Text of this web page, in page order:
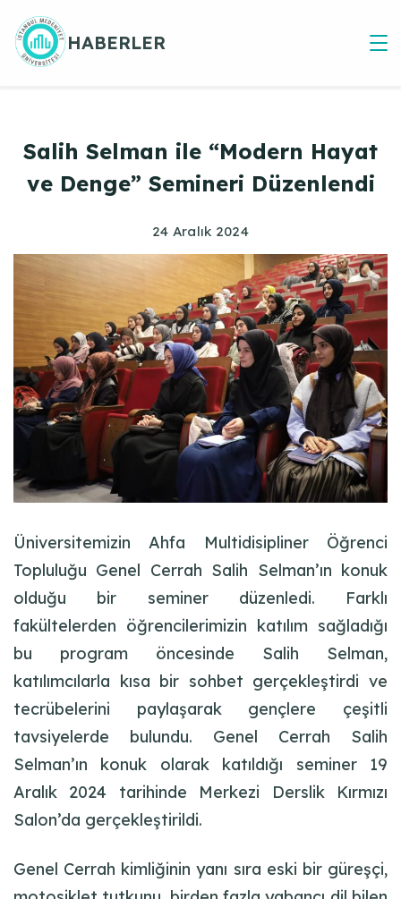
Skip
to
content
HABERLER
Salih Selman ile “Modern Hayat
ve Denge” Semineri Düzenlendi
24 Aralık 2024
Üniversitemizin Ahfa Multidisipliner Öğrenci
Topluluğu Genel Cerrah Salih Selman’ın konuk
olduğu bir seminer düzenledi. Farklı
fakültelerden öğrencilerimizin katılım sağladığı
bu program öncesinde Salih Selman,
katılımcılarla kısa bir sohbet gerçekleştirdi ve
tecrübelerini paylaşarak gençlere çeşitli
tavsiyelerde bulundu. Genel Cerrah Salih
Selman’ın konuk olarak katıldığı seminer 19
Aralık 2024 tarihinde Merkezi Derslik Kırmızı
Salon’da gerçekleştirildi.
Genel Cerrah kimliğinin yanı sıra eski bir güreşçi,